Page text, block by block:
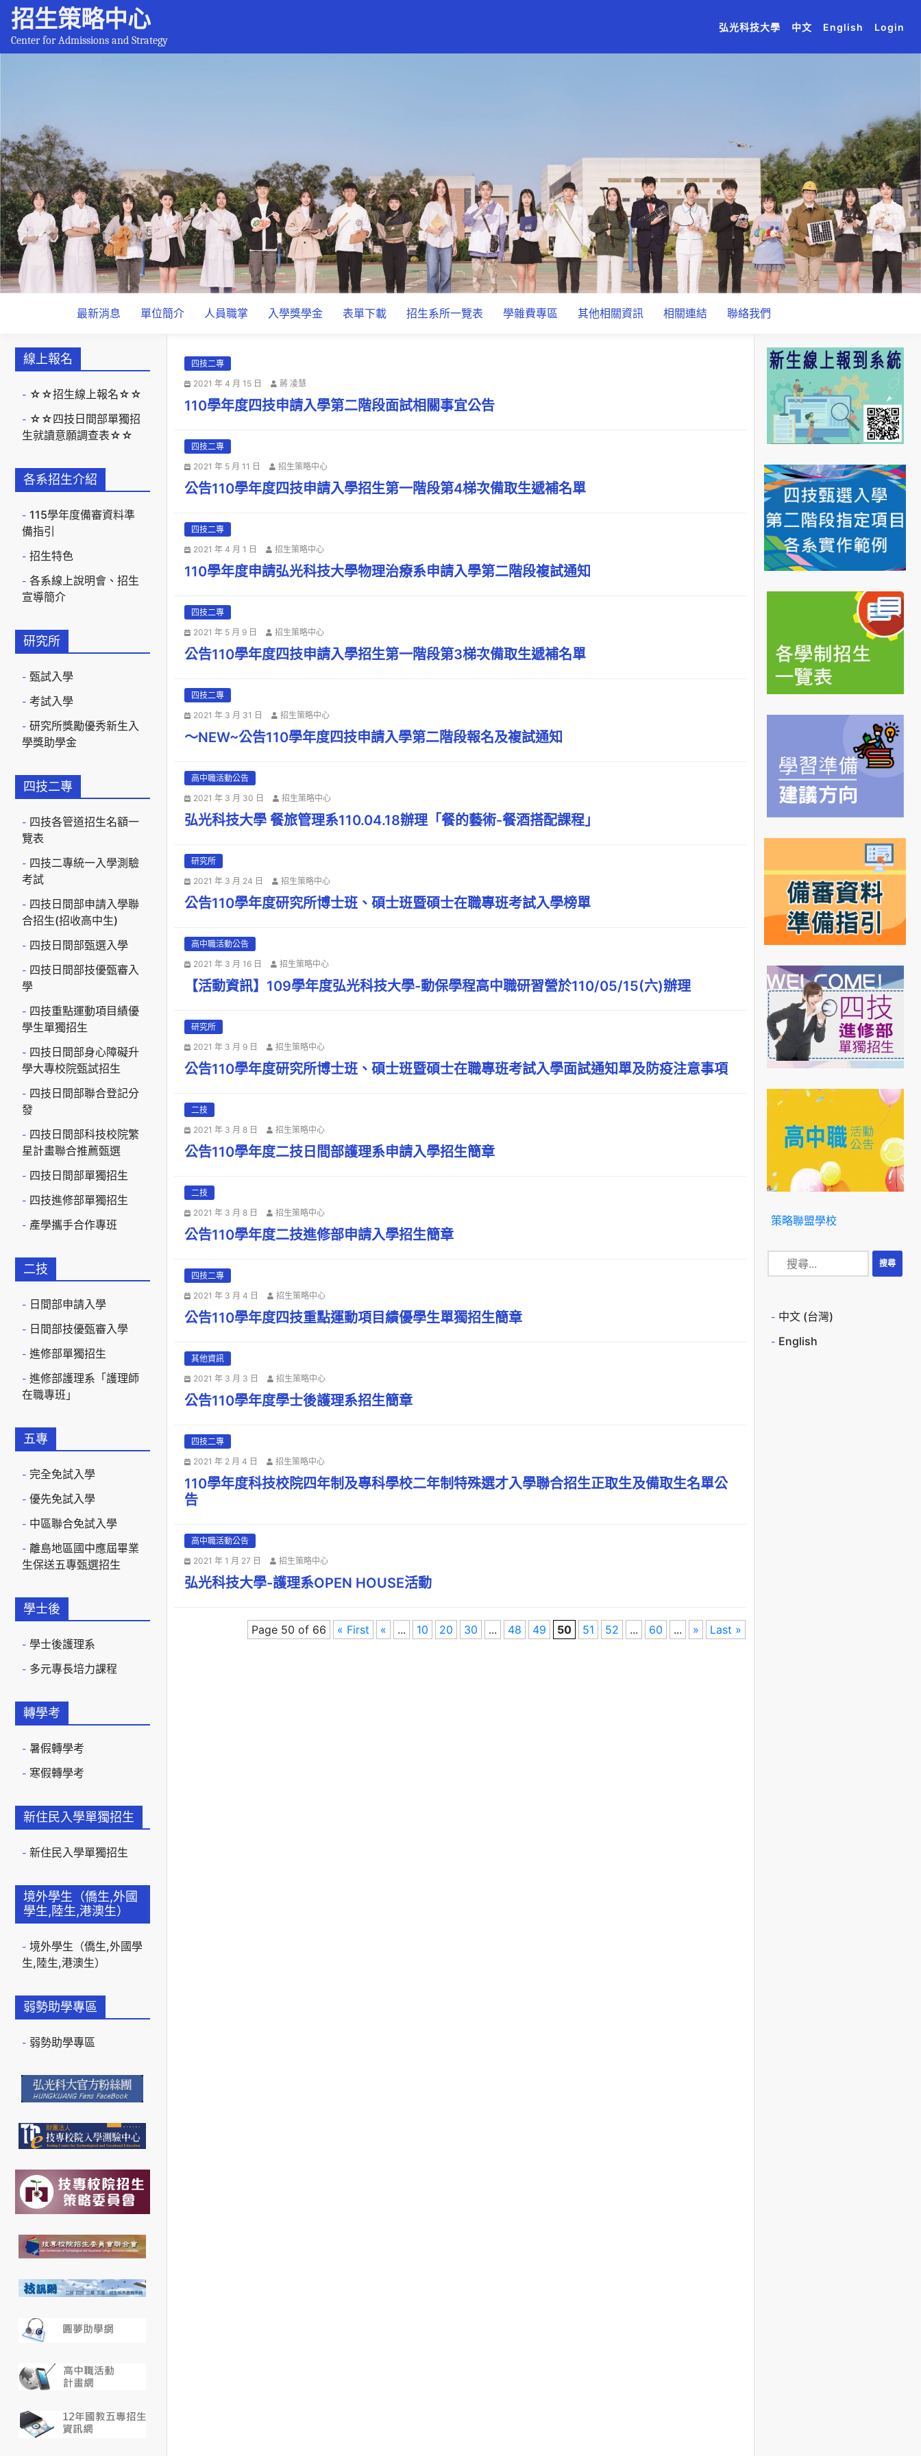
招生策略中心
Center for Admissions and Strategy
(current)
(current)
弘光科技大學 (current)
中文 (current)
English (current)
Login
最新消息 單位簡介 人員職掌 入學獎學金 表單下載 招生系所一覽表 學雜費專區 其他相關資訊 相關連結 聯絡我們
線上報名
☆☆招生線上報名☆☆
☆☆四技日間部單獨招
生就讀意願調查表☆☆
各系招生介紹
115學年度備審資料準
備指引
招生特色
各系線上說明會、招生
宣導簡介
研究所
甄試入學
考試入學
研究所獎勵優秀新生入
學獎助學金
四技二專
四技各管道招生名額一
覽表
四技二專統一入學測驗
考試
四技日間部申請入學聯
合招生(招收高中生)
四技日間部甄選入學
四技日間部技優甄審入
學
四技重點運動項目績優
學生單獨招生
四技日間部身心障礙升
學大專校院甄試招生
四技日間部聯合登記分
發
四技日間部科技校院繁
星計畫聯合推薦甄選
四技日間部單獨招生
四技進修部單獨招生
產學攜手合作專班
二技
日間部申請入學
日間部技優甄審入學
進修部單獨招生
進修部護理系「護理師
在職專班」
五專
完全免試入學
優先免試入學
中區聯合免試入學
離島地區國中應屆畢業
生保送五專甄選招生
學士後
學士後護理系
多元專長培力課程
轉學考
暑假轉學考
寒假轉學考
新住民入學單獨招生
新住民入學單獨招生
境外學生（僑生,外國
學生,陸生,港澳生）
境外學生（僑生,外國學
生,陸生,港澳生）
弱勢助學專區
弱勢助學專區
四技二專
2021 年 4 月 15 日
蔣 凌慧
110學年度四技申請入學第二階段面試相關事宜公告
四技二專
2021 年 5 月 11 日
招生策略中心
公告110學年度四技申請入學招生第一階段第4梯次備取生遞補名單
四技二專
2021 年 4 月 1 日
招生策略中心
110學年度申請弘光科技大學物理治療系申請入學第二階段複試通知
四技二專
2021 年 5 月 9 日
招生策略中心
公告110學年度四技申請入學招生第一階段第3梯次備取生遞補名單
四技二專
2021 年 3 月 31 日
招生策略中心
～NEW~公告110學年度四技申請入學第二階段報名及複試通知
高中職活動公告
2021 年 3 月 30 日
招生策略中心
弘光科技大學 餐旅管理系110.04.18辦理「餐的藝術-餐酒搭配課程」
研究所
2021 年 3 月 24 日
招生策略中心
公告110學年度研究所博士班、碩士班暨碩士在職專班考試入學榜單
高中職活動公告
2021 年 3 月 16 日
招生策略中心
【活動資訊】109學年度弘光科技大學-動保學程高中職研習營於110/05/15(六)辦理
研究所
2021 年 3 月 9 日
招生策略中心
公告110學年度研究所博士班、碩士班暨碩士在職專班考試入學面試通知單及防疫注意事項
二技
2021 年 3 月 8 日
招生策略中心
公告110學年度二技日間部護理系申請入學招生簡章
二技
2021 年 3 月 8 日
招生策略中心
公告110學年度二技進修部申請入學招生簡章
四技二專
2021 年 3 月 4 日
招生策略中心
公告110學年度四技重點運動項目績優學生單獨招生簡章
其他資訊
2021 年 3 月 3 日
招生策略中心
公告110學年度學士後護理系招生簡章
四技二專
2021 年 2 月 4 日
招生策略中心
110學年度科技校院四年制及專科學校二年制特殊選才入學聯合招生正取生及備取生名單公
告
高中職活動公告
2021 年 1 月 27 日
招生策略中心
弘光科技大學-護理系OPEN HOUSE活動
Page 50 of 66 « First « ... 10 20 30 ... 48 49 50 51 52 ... 60 ... » Last »
策略聯盟學校
中文 (台灣)
English